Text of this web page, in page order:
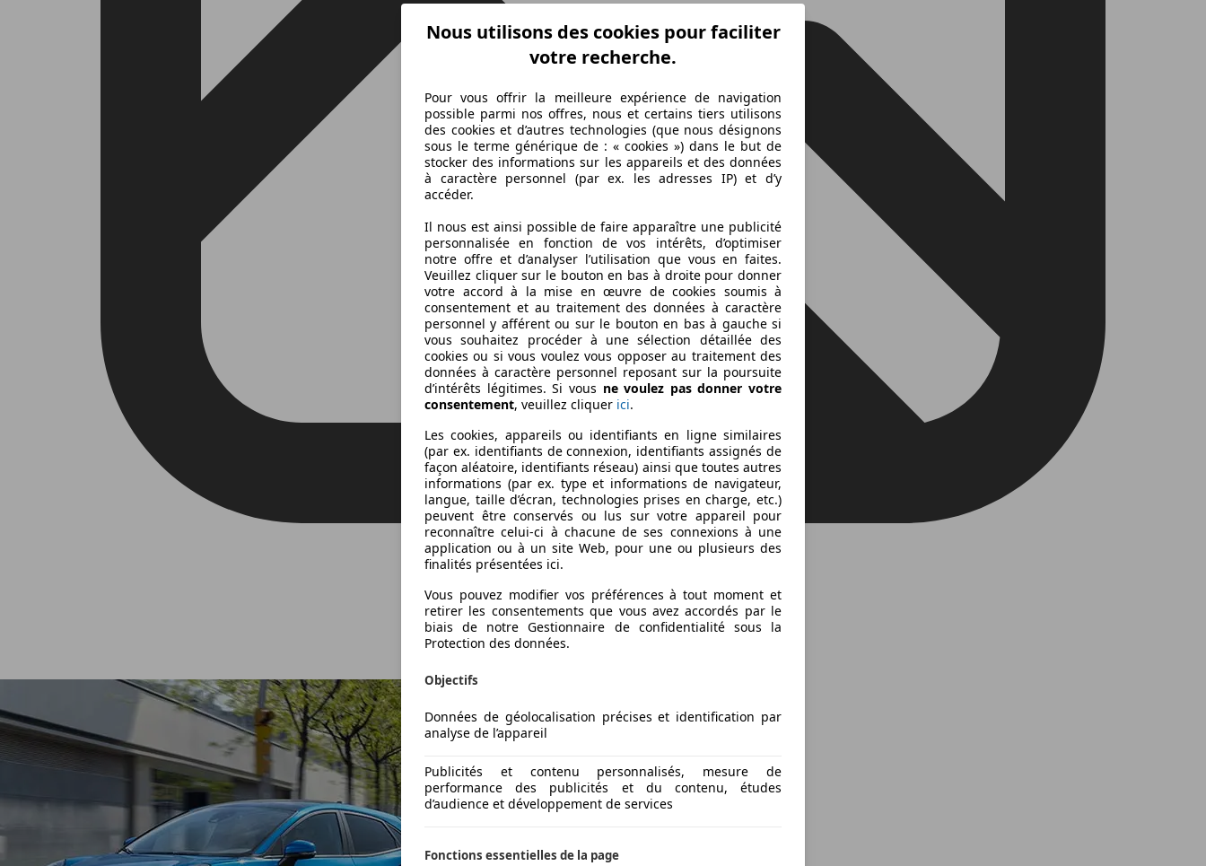
Nous utilisons des cookies pour faciliter
votre recherche.
Pour vous offrir la meilleure expérience de navigation
possible parmi nos offres, nous et certains tiers utilisons
des cookies et d’autres technologies (que nous désignons
sous le terme générique de : « cookies ») dans le but de
stocker des informations sur les appareils et des données
à caractère personnel (par ex. les adresses IP) et d’y
accéder.
Il nous est ainsi possible de faire apparaître une publicité
personnalisée en fonction de vos intérêts, d’optimiser
notre offre et d’analyser l’utilisation que vous en faites.
Veuillez cliquer sur le bouton en bas à droite pour donner
votre accord à la mise en œuvre de cookies soumis à
consentement et au traitement des données à caractère
personnel y afférent ou sur le bouton en bas à gauche si
vous souhaitez procéder à une sélection détaillée des
cookies ou si vous voulez vous opposer au traitement des
données à caractère personnel reposant sur la poursuite
d’intérêts légitimes. Si vous ne voulez pas donner votre
consentement, veuillez cliquer ici.
Les cookies, appareils ou identifiants en ligne similaires
(par ex. identifiants de connexion, identifiants assignés de
façon aléatoire, identifiants réseau) ainsi que toutes autres
informations (par ex. type et informations de navigateur,
langue, taille d’écran, technologies prises en charge, etc.)
peuvent être conservés ou lus sur votre appareil pour
reconnaître celui-ci à chacune de ses connexions à une
application ou à un site Web, pour une ou plusieurs des
finalités présentées ici.
Vous pouvez modifier vos préférences à tout moment et
retirer les consentements que vous avez accordés par le
biais de notre Gestionnaire de confidentialité sous la
Protection des données.
Objectifs
Données de géolocalisation précises et identification par
analyse de l’appareil
Publicités et contenu personnalisés, mesure de
performance des publicités et du contenu, études
d’audience et développement de services
Fonctions essentielles de la page